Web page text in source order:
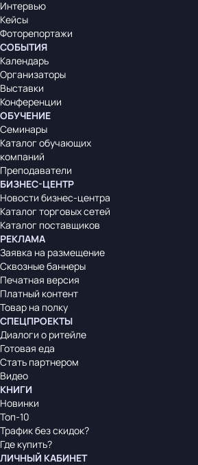
Интервью
Кейсы
Фоторепортажи
СОБЫТИЯ
Календарь
Организаторы
Выставки
Конференции
ОБУЧЕНИЕ
Семинары
Каталог обучающих
компаний
Преподаватели
БИЗНЕС-ЦЕНТР
Новости бизнес-центра
Каталог торговых сетей
Каталог поставщиков
РЕКЛАМА
Заявка на размещение
Сквозные баннеры
Печатная версия
Платный контент
Товар на полку
СПЕЦПРОЕКТЫ
Диалоги о ритейле
Готовая еда
Стать партнером
Видео
КНИГИ
Новинки
Топ-10
Трафик без скидок?
Где купить?
ЛИЧНЫЙ КАБИНЕТ